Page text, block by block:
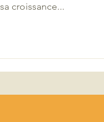
croissance...